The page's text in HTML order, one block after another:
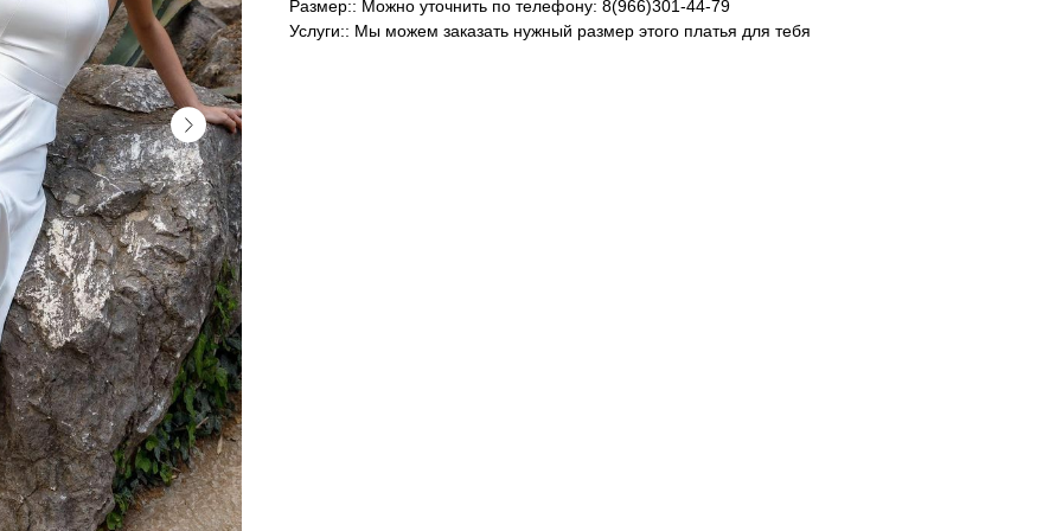
Размер:: Можно уточнить по телефону: 8(966)301-44-79
Услуги:: Мы можем заказать нужный размер этого платья для тебя